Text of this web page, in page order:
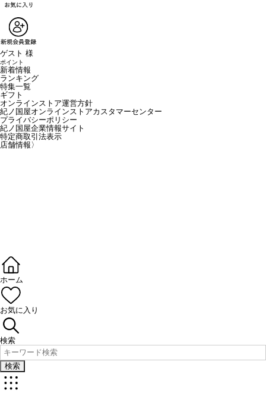
ゲスト 様
ポイント
新着情報
ランキング
特集一覧
ギフト
オンラインストア運営方針
紀ノ国屋オンラインストアカスタマーセンター
プライバシーポリシー
紀ノ国屋企業情報サイト
特定商取引法表示
店舗情報 〉
ホーム
お気に入り
検索
検索